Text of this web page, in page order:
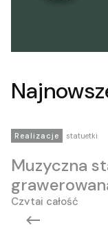
Realizacje statuetki
Muzyczna
Czytaj całość